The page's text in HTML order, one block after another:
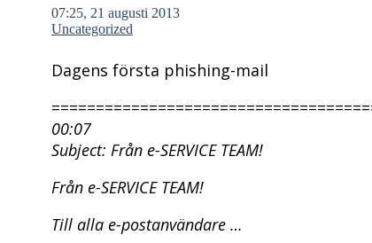
07:25, 21 augusti 2013
Uncategorized
Dagens första phishing-mail
00:07
Subject: Från e-SERVICE TEAM!
Från e-SERVICE TEAM!
Till alla e-postanvändare …